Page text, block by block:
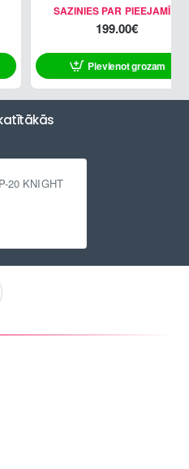
SAZINIES PAR PIEEJAMĪBU
199.00€
Pievienot grozam
20 KNIGHT